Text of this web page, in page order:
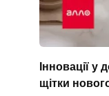
Інновації у
щітки